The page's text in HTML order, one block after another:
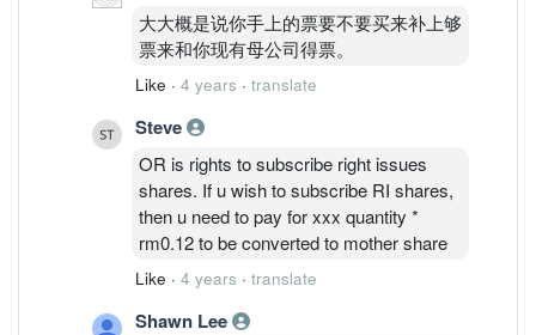
大大概是说你手上的票要不要买来补上够
票来和你现有母公司得票。
Like · 4 years · translate
Steve
OR is rights to subscribe right issues
shares. If u wish to subscribe RI shares,
then u need to pay for xxx quantity *
rm0.12 to be converted to mother share
Like · 4 years · translate
Shawn Lee